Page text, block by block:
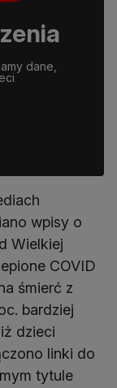
dane,
wpisy o
Wielkiej
COVID
śmierć z
bardziej
dzieci
linki do
tytule